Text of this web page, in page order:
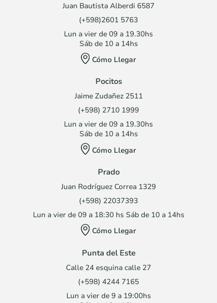
Juan Bautista Alberdi 6587
(+598)2601 5763
Lun a vier de 09 a 19.30hs
Sáb de 10 a 14hs
Cómo Llegar
Pocitos
Jaime Zudañez 2511
(+598) 2710 1999
Lun a vier de 09 a 19.30hs
Sáb de 10 a 14hs
Cómo Llegar
Prado
Juan Rodríguez Correa 1329
(+598) 22037393
Lun a vier de 09 a 18:30 hs Sáb de 10 a 14hs
Cómo Llegar
Punta del Este
Calle 24 esquina calle 27
(+598) 4244 7165
Lun a vier de 9 a 19:00hs